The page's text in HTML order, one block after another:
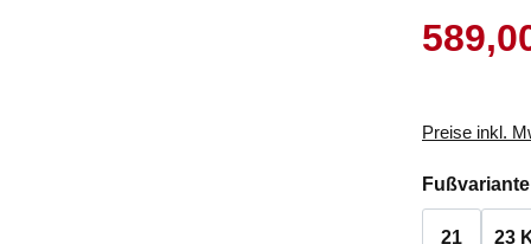
Preise inkl.
Fußvariante
21 23